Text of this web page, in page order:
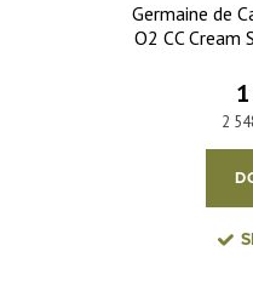
Germaine de
O2 CC
2